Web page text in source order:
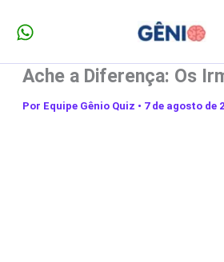
para
conteúdo
Ache a Diferença: Os
Por Equipe Gênio Quiz • 7 de agosto de